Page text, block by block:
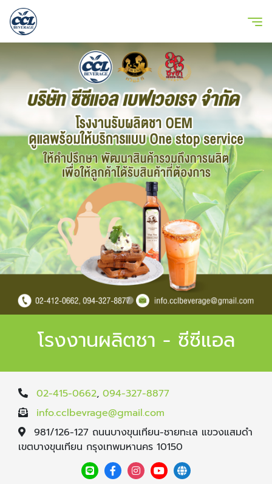
โรงงานผลิตชา - ซีซีแอล
02-415-0662, 094-327-8877
info.cclbevrage@gmail.com
981/126-127 ถนนบางขุนเทียน-ชายทะเล แขวงแสมดำ
เขตบางขุนเทียน กรุงเทพมหานคร 10150